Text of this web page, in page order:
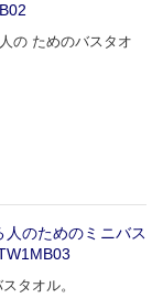
の ためのバスタオ
のためのミニバス
タオル。